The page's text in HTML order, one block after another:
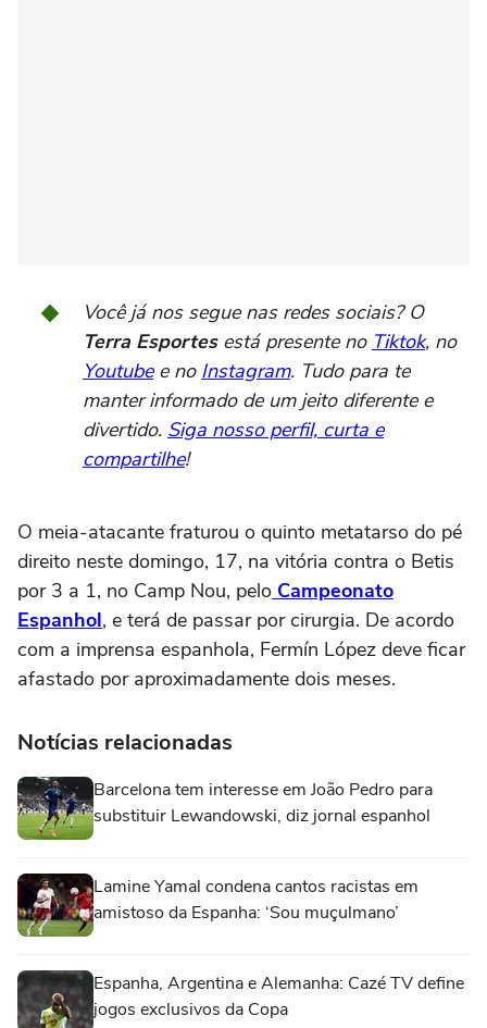
Você já nos segue nas redes sociais? O
Terra Esportesestá presente no Tiktok, no
Youtubee no Instagram. Tudo para te
manter informado de um jeito diferente e
divertido. Siga nosso perfil, curta e
compartilhe!
O meia-atacante fraturou o quinto metatarso do pé
direito neste domingo, 17, na vitória contra o Betis
por 3 a 1, no Camp Nou, pelo Campeonato
Espanhol, e terá de passar por cirurgia. De acordo
com a imprensa espanhola, Fermín López deve ficar
afastado por aproximadamente dois meses.
Notícias relacionadas
Barcelona tem interesse em João Pedro para
substituir Lewandowski, diz jornal espanhol
Lamine Yamal condena cantos racistas em
amistoso da Espanha: ‘Sou muçulmano’
Espanha, Argentina e Alemanha: Cazé TV define
jogos exclusivos da Copa